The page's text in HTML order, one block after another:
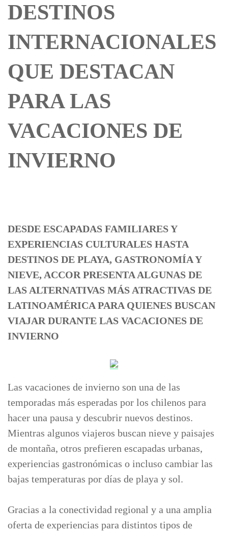
DESTINOS
INTERNACIONALES
QUE DESTACAN
PARA LAS
VACACIONES DE
INVIERNO
DESDE ESCAPADAS FAMILIARES Y
EXPERIENCIAS CULTURALES HASTA
DESTINOS DE PLAYA, GASTRONOMÍA Y
NIEVE, ACCOR PRESENTA ALGUNAS DE
LAS ALTERNATIVAS MÁS ATRACTIVAS DE
LATINOAMÉRICA PARA QUIENES BUSCAN
VIAJAR DURANTE LAS VACACIONES DE
INVIERNO
Las vacaciones de invierno son una de las
temporadas más esperadas por los chilenos para
hacer una pausa y descubrir nuevos destinos.
Mientras algunos viajeros buscan nieve y paisajes
de montaña, otros prefieren escapadas urbanas,
experiencias gastronómicas o incluso cambiar las
bajas temperaturas por días de playa y sol.
Gracias a la conectividad regional y a una amplia
oferta de experiencias para distintos tipos de